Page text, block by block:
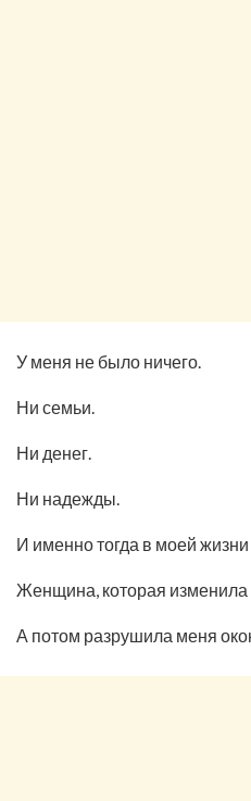
У меня не было ничего.
Ни семьи.
Ни денег.
Ни надежды.
И именно тогда в моей
Женщина, которая изменила
А потом разрушила меня